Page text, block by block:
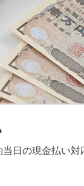
日の現金払い対